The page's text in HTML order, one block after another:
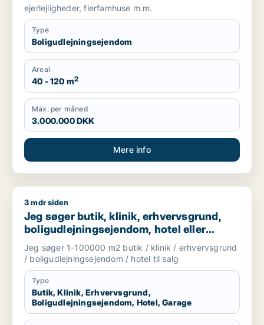
ejerlejligheder, flerfamhuse m.m.
Type
Boligudlejningsejendom
Areal
40 - 120 m2
Max. per måned
3.000.000 DKK
Mere info
Jeg søger butik, klinik, erhvervsgrund,
3 mdr siden
Jeg søger butik, klinik, erhvervsgrund,
boligudlejningsejendom, hotel eller
garage til salg i Storkøbenhavn
Jeg søger 1-100000 m2 butik / klinik / erhvervsgrund
/ boligudlejningsejendom / hotel til salg
Type
Butik, Klinik, Erhvervsgrund,
Boligudlejningsejendom, Hotel, Garage